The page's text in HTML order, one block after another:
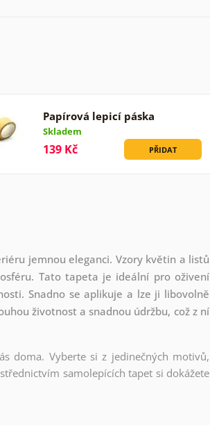
Papírová lepicí páska
Skladem
139 Kč PŘIDAT
jemnou eleganci. Vzory květin a listů
Tato tapeta je ideální pro oživení
Snadno se aplikuje a lze ji libovolně
životnost a snadnou údržbu, což z ní
doma. Vyberte si z jedinečných motivů,
samolepících tapet si dokážete